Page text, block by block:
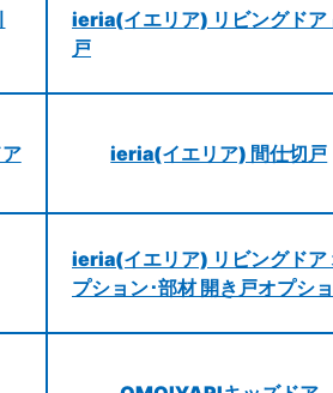
ieria(イエリア) リビングドア
戸
ieria(イエリア) 間仕切戸
ieria(イエリア) リビングドア
プション･部材 開き戸オプシ